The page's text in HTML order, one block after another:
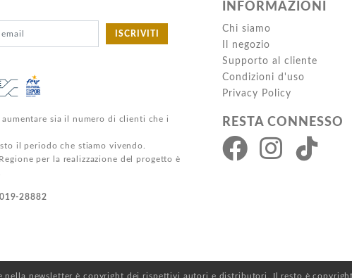
ISCRIVITI
sia il numero di clienti che i
il periodo che stiamo vivendo.
per la realizzazione del progetto è
28882
INFORMAZIONI
Chi siamo
Il negozio
Supporto al cliente
Condizioni d'uso
Privacy Policy
RESTA CONNESSO
nella newsletter è copyright dei rispettivi autori e distributori. Il resto è